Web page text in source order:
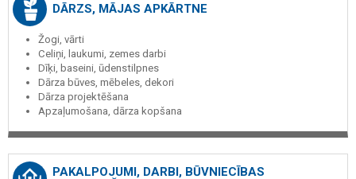
DĀRZS, MĀJAS APKĀRTNE
Žogi, vārti
Celiņi, laukumi, zemes darbi
Dīķi, baseini, ūdenstilpnes
Dārza būves, mēbeles, dekori
Dārza projektēšana
Apzaļumošana, dārza kopšana
PAKALPOJUMI, DARBI, BŪVNIECĪBAS